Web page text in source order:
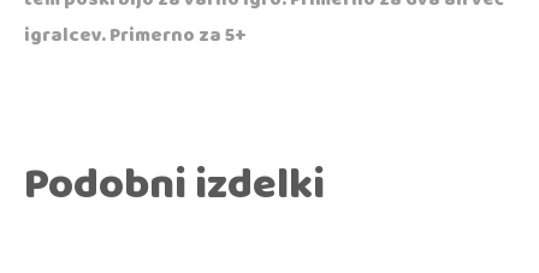
igralcev. Primerno za 5+
Podobni izdelki